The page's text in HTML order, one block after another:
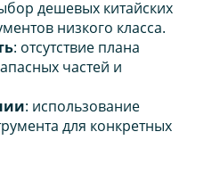
дешевых китайских
низкого класса.
: отсутствие плана
частей и
: использование
для конкретных